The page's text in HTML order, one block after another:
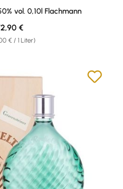
von 5 von 5 Sternen
vol. 0,10l Flachmann
€ / 1 Liter)
Preis:
€